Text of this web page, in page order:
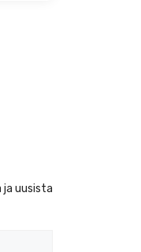
ja uusista